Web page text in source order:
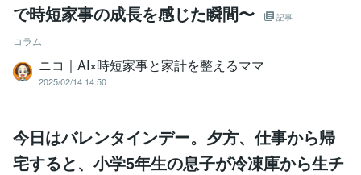
で時短家事の成長を感じた瞬間〜
記事
コラム
ニコ｜AI×時短家事と家計を整えるママ
2025/02/14 14:50
今日はバレンタインデー。夕方、仕事から帰
宅すると、小学5年生の息子が冷凍庫から生チ